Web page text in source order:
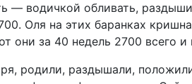
— водичкой обливать,
Оля на этих баранках
они за 40 недель 2700 всего и
родили, раздышали,